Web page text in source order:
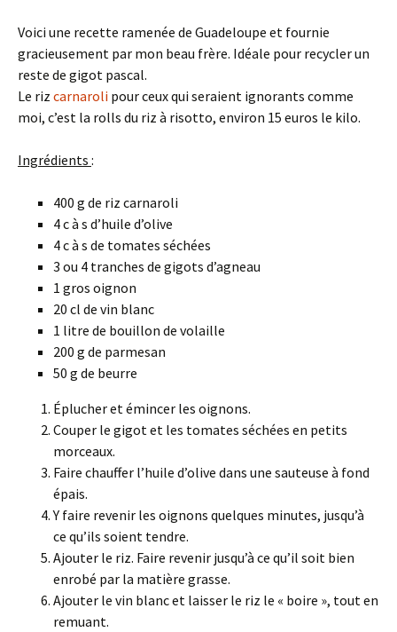
Voici une recette ramenée de Guadeloupe et fournie
gracieusement par mon beau frère. Idéale pour recycler un
reste de gigot pascal.
Le riz carnaroli pour ceux qui seraient ignorants comme
moi, c’est la rolls du riz à risotto, environ 15 euros le kilo.
Ingrédients :
400 g de riz carnaroli
4 c à s d’huile d’olive
4 c à s de tomates séchées
3 ou 4 tranches de gigots d’agneau
1 gros oignon
20 cl de vin blanc
1 litre de bouillon de volaille
200 g de parmesan
50 g de beurre
Éplucher et émincer les oignons.
Couper le gigot et les tomates séchées en petits
morceaux.
Faire chauffer l’huile d’olive dans une sauteuse à fond
épais.
Y faire revenir les oignons quelques minutes, jusqu’à
ce qu’ils soient tendre.
Ajouter le riz. Faire revenir jusqu’à ce qu’il soit bien
enrobé par la matière grasse.
Ajouter le vin blanc et laisser le riz le « boire », tout en
remuant.